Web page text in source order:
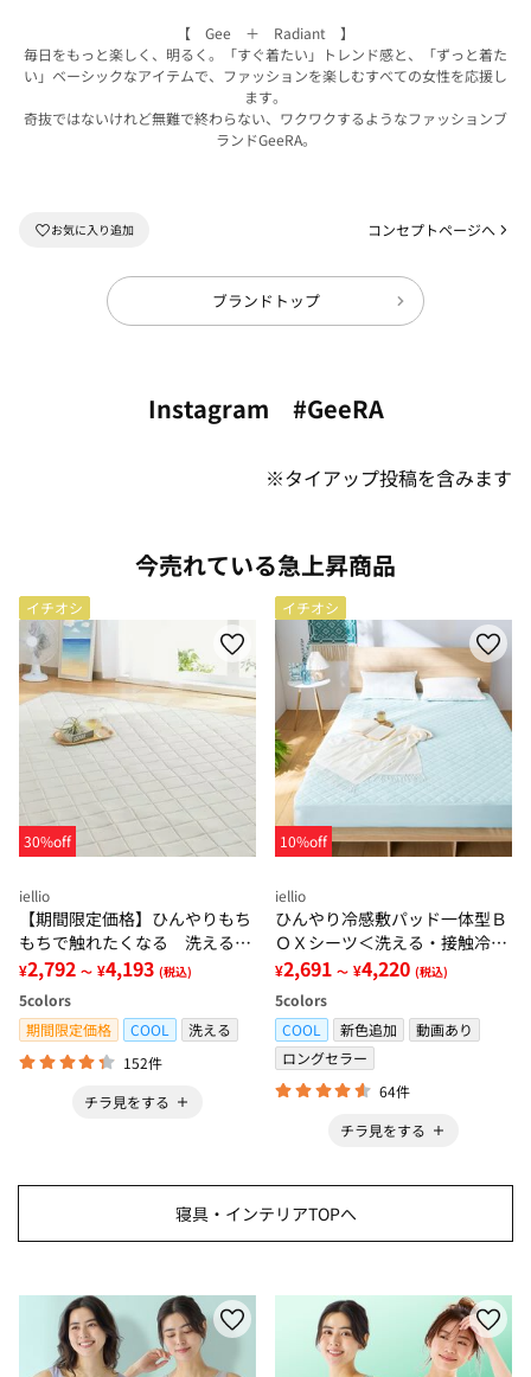
【 Gee ＋ Radiant 】
毎日をもっと楽しく、明るく。「すぐ着たい」トレンド感と、「ずっと着た
い」ベーシックなアイテムで、ファッションを楽しむすべての女性を応援し
ます。
奇抜ではないけれど無難で終わらない、ワクワクするようなファッションブ
ランドGeeRA。
コンセプトページへ
ブランドトップ
Instagram #GeeRA
※タイアップ投稿を含みます
今売れている急上昇商品
イチオシ
30%off
iellio
【期間限定価格】ひんやりもち
もちで触れたくなる 洗えるラ
グ＜低反発・滑りにくい・接触
冷感・防ダニ・カーペット＞
¥2,792 ～ ¥4,193 (税込)
5colors
期間限定価格
COOL
洗える
152件
チラ見をする
イチオシ
10%off
iellio
ひんやり冷感敷パッド一体型Ｂ
ＯＸシーツ＜洗える・接触冷
感・抗菌防臭・時短・家事楽・
ボックスシーツ・寝苦しさ対策
＞
¥2,691 ～ ¥4,220 (税込)
5colors
COOL
新色追加
動画あり
ロングセラー
64件
チラ見をする
寝具・インテリアTOPへ